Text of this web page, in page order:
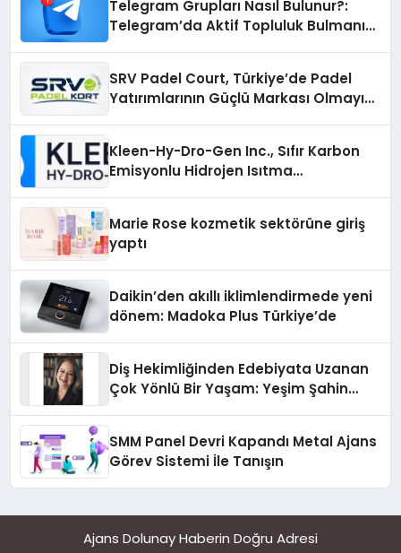
Telegram Grupları Nasıl Bulunur?:
Telegram’da Aktif Topluluk Bulmanın
SRV Padel Court, Türkiye’de Padel
Yatırımlarının Güçlü Markası Olmayı
Kleen-Hy-Dro-Gen Inc., Sıfır Karbon
Emisyonlu Hidrojen Isıtma
Marie Rose kozmetik sektörüne giriş
yaptı
Daikin’den akıllı iklimlendirmede yeni
dönem: Madoka Plus Türkiye’de
Diş Hekimliğinden Edebiyata Uzanan
Çok Yönlü Bir Yaşam: Yeşim Şahin
SMM Panel Devri Kapandı Metal Ajans
Görev Sistemi İle Tanışın
Ajans Dolunay Haberin Doğru Adresi